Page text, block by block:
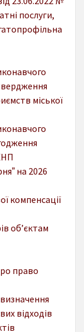
послуги,
міської
на 2026
компенсації
об’єктам
право
відходів